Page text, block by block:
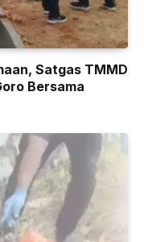
Satgas TMMD
Bersama